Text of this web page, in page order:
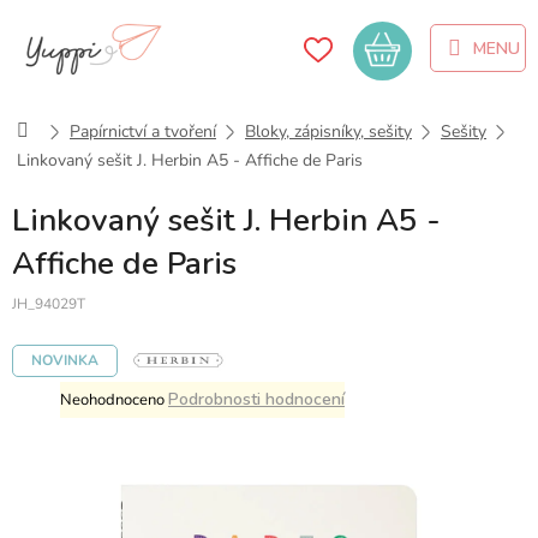
obsah
Nákupní
košík
DomůPapírnictví a tvoření Bloky, zápisníky, sešity
Sešity
Linkovaný sešit J. Herbin A5 - Affiche de Paris
Linkovaný sešit J. Herbin A5 -
Affiche de Paris
JH_94029T
NOVINKA
Průměrné
hodnocení
NeohodnocenoPodrobnosti hodnocení